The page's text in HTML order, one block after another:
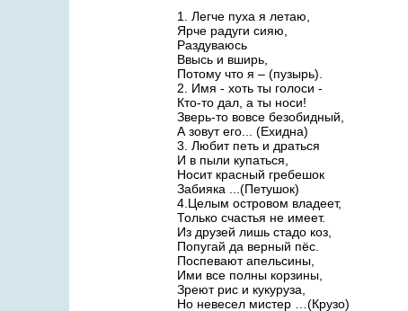
1. Легче пуха я летаю,
Ярче радуги сияю,
Раздуваюсь
Ввысь и вширь,
Потому что я – (пузырь).
2. Имя - хоть ты голоси -
Кто-то дал, а ты носи!
Зверь-то вовсе безобидный,
А зовут его... (Ехидна)
3. Любит петь и драться
И в пыли купаться,
Носит красный гребешок
Забияка ...(Петушок)
4.Целым островом владеет,
Только счастья не имеет.
Из друзей лишь стадо коз,
Попугай да верный пёс.
Поспевают апельсины,
Ими все полны корзины,
Зреют рис и кукуруза,
Но невесел мистер …(Крузо)